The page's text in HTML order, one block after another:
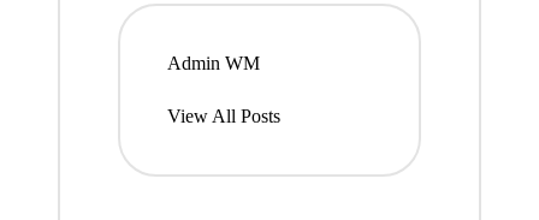
Admin WM
View All Posts